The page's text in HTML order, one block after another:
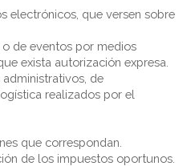
electrónicos, que versen sobre
de eventos por medios
exista autorización expresa.
de
realizados por el
que correspondan.
de los impuestos oportunos.